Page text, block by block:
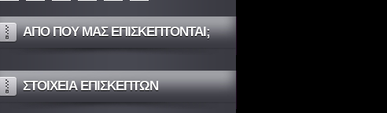
ΑΠΟ ΠΟΥ ΜΑΣ ΕΠΙΣΚΕΠΤΟΝΤΑΙ;
ΣΤΟΙΧΕΙΑ ΕΠΙΣΚΕΠΤΩΝ